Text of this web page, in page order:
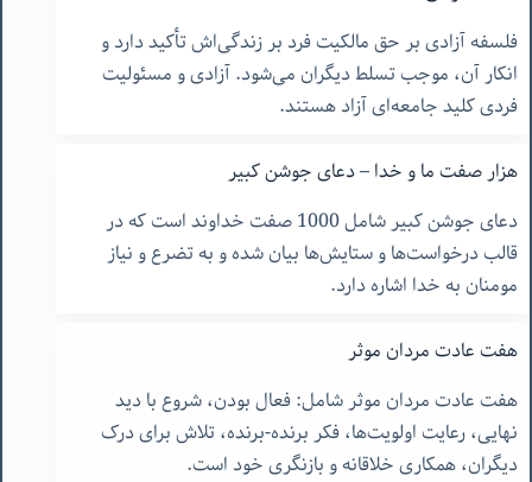
فلسفه آزادی بر حق مالکیت فرد بر زندگی‌اش تأکید دارد و
انکار آن، موجب تسلط دیگران می‌شود. آزادی و مسئولیت
فردی کلید جامعه‌ای آزاد هستند.
هزار صفت ما و خدا – دعای جوشن کبیر
دعای جوشن کبیر شامل 1000 صفت خداوند است که در
قالب درخواست‌ها و ستایش‌ها بیان شده و به تضرع و نیاز
مومنان به خدا اشاره دارد.
هفت عادت مردان موثر
هفت عادت مردان موثر شامل: فعال بودن، شروع با دید
نهایی، رعایت اولویت‌ها، فکر برنده-برنده، تلاش برای درک
دیگران، همکاری خلاقانه و بازنگری خود است.